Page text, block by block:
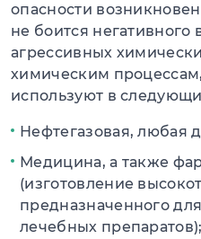
опасности
не боится негативного
агрессивных
химическим
используют в
Нефтегазовая, любая
Медицина, а также
(изготовление
предназначенного
лечебных препаратов);